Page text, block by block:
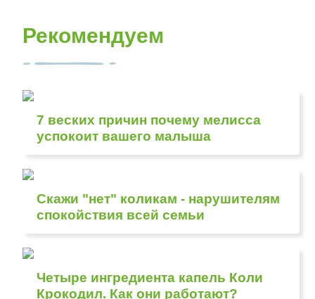
Рекомендуем
7 веских причин почему мелисса
успокоит вашего малыша
Скажи "нет" коликам - нарушителям
спокойствия всей семьи
Четыре ингредиента капель Коли
Крокодил. Как они работают?